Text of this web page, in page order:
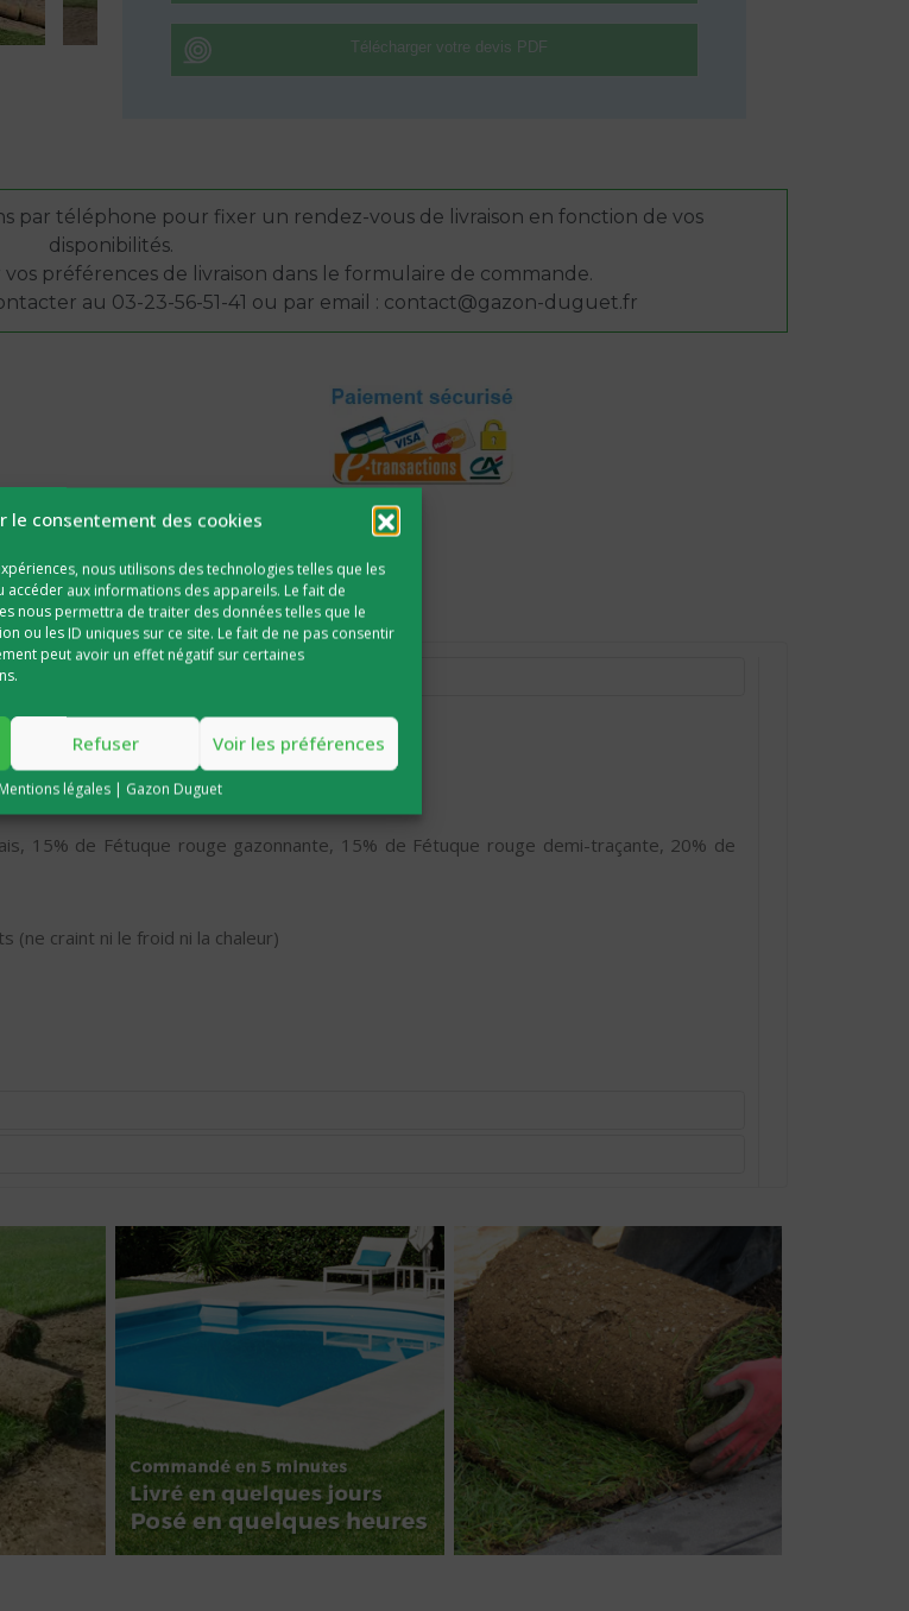
le consentement des cookies
nous utilisons des technologies telles que les
aux informations des appareils. Le fait de
nous permettra de traiter des données telles que le
ou les ID uniques sur ce site. Le fait de ne pas consentir
peut avoir un effet négatif sur certaines
Refuser Voir les préférences
Mentions légales | Gazon Duguet
par téléphone pour fixer un rendez-vous de livraison en fonction de vos
disponibilités.
préférences de livraison dans le formulaire de commande.
au 03-23-56-51-41 ou par email : contact@gazon-duguet.fr
tarifications
15% de Fétuque rouge gazonnante, 15% de Fétuque rouge demi-traçante, 20% de
(ne craint ni le froid ni la chaleur)